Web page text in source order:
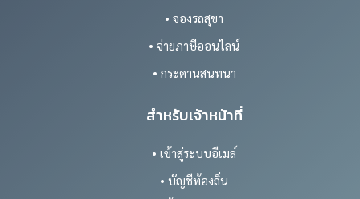
• จองรถสุขา
• จ่ายภาษีออนไลน์
• กระดานสนทนา
สำหรับเจ้าหน้าที่
• เข้าสู่ระบบอีเมล์
• บัญชีท้องถิ่น